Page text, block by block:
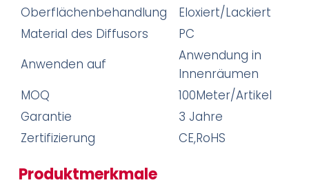
Oberflächenbehandlung
Eloxiert/Lackiert
Material des Diffusors
PC
Anwenden auf
Anwendung in
Innenräumen
MOQ
100Meter/Artikel
Garantie
3 Jahre
Zertifizierung
CE,RoHS
Produktmerkmale